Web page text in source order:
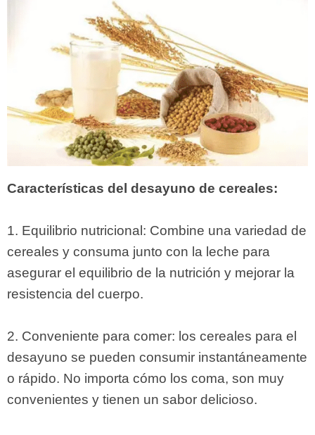
Características del desayuno de cereales:
1. Equilibrio nutricional: Combine una variedad de
cereales y consuma junto con la leche para
asegurar el equilibrio de la nutrición y mejorar la
resistencia del cuerpo.
2. Conveniente para comer: los cereales para el
desayuno se pueden consumir instantáneamente
o rápido. No importa cómo los coma, son muy
convenientes y tienen un sabor delicioso.